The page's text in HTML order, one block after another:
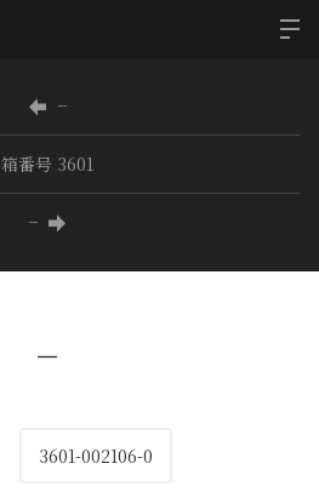
−
箱番号 3601
−
−
3601-002106-0